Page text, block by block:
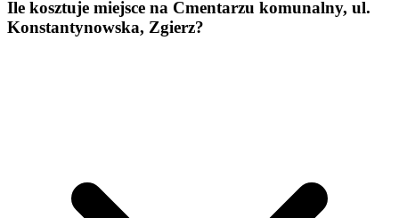
Ile kosztuje miejsce na Cmentarzu komunalny, ul.
Konstantynowska, Zgierz?